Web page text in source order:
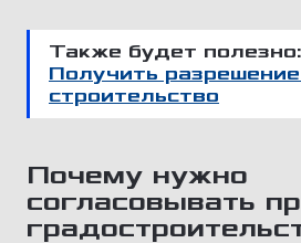
Также будет полезно:
Получить
строительство
Почему нужно
согласовывать